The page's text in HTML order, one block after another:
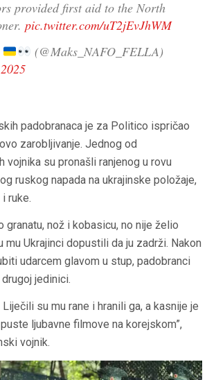
provided first aid to the North
pic.twitter.com/uT2jEvJhWM
(@Maks_NAFO_FELLA)
padobranaca je za Politico ispričao
zarobljivanje. Jednog od
vojnika su pronašli ranjenog u rovu
ruskog napada na ukrajinske položaje,
ruke.
granatu, nož i kobasicu, no nije želio
mu Ukrajinci dopustili da ju zadrži. Nakon
udarcem glavom u stup, padobranci
jedinici.
su mu rane i hranili ga, a kasnije je
ljubavne filmove na korejskom”,
vojnik.